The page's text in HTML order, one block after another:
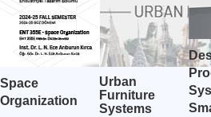
Space
Organization
Urban
Furniture
Systems